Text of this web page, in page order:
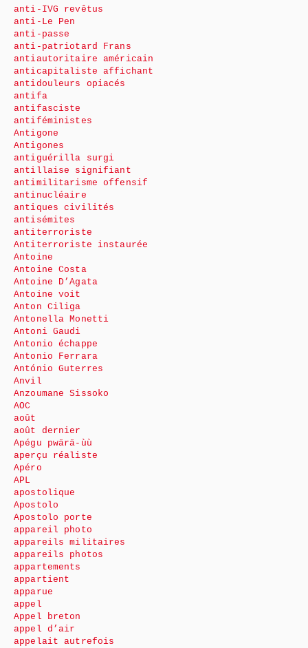
anti-IVG revêtus
anti-Le Pen
anti-passe
anti-patriotard Frans
antiautoritaire américain
anticapitaliste affichant
antidouleurs opiacés
antifa
antifasciste
antiféministes
Antigone
Antigones
antiguérilla surgi
antillaise signifiant
antimilitarisme offensif
antinucléaire
antiques civilités
antisémites
antiterroriste
Antiterroriste instaurée
Antoine
Antoine Costa
Antoine D’Agata
Antoine voit
Anton Ciliga
Antonella Monetti
Antoni Gaudi
Antonio échappe
Antonio Ferrara
António Guterres
Anvil
Anzoumane Sissoko
AOC
août
août dernier
Apégu pwärä-ùù
aperçu réaliste
Apéro
APL
apostolique
Apostolo
Apostolo porte
appareil photo
appareils militaires
appareils photos
appartements
appartient
apparue
appel
Appel breton
appel d’air
appelait autrefois